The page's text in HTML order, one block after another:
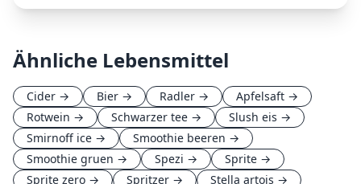
Ähnliche Lebensmittel
Cider → Bier → Radler → Apfelsaft →
Rotwein → Schwarzer tee → Slush eis →
Smirnoff ice → Smoothie beeren →
Smoothie gruen → Spezi → Sprite →
Sprite zero → Spritzer → Stella artois →